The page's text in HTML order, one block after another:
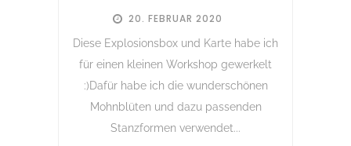
20. FEBRUAR 2020
Diese Explosionsbox und Karte habe ich
für einen kleinen Workshop gewerkelt
:)Dafür habe ich die wunderschönen
Mohnblüten und dazu passenden
Stanzformen verwendet...